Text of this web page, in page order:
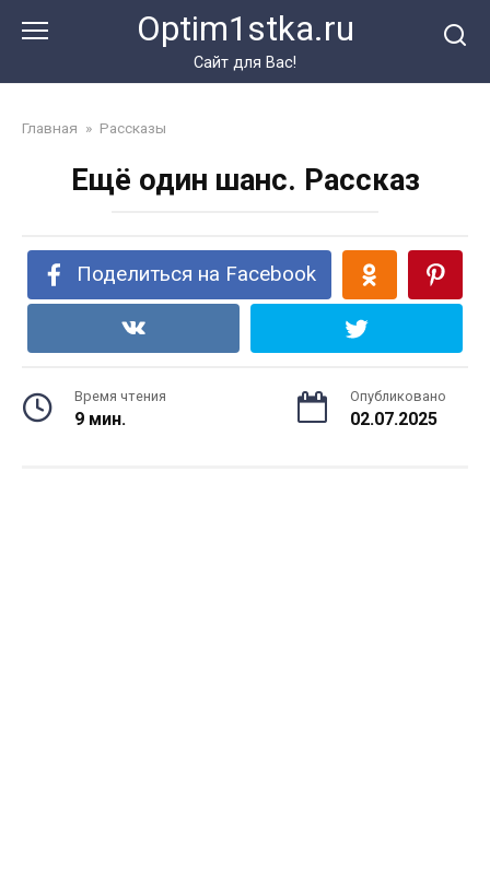
Optim1stka.ru
Сайт для Вас!
Главная » Рассказы
Ещё один шанс. Рассказ
Поделиться на Facebook
Время чтения
9 мин.
Опубликовано
02.07.2025